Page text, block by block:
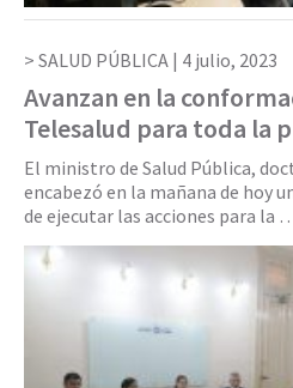
SALUD PÚBLICA | 4 julio, 2023
Avanzan en la
Telesalud para toda la
El ministro de Salud Pública,
encabezó en la mañana de hoy
de ejecutar las acciones para la